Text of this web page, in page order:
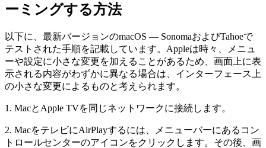
ーミングする方法
以下に、最新バージョンのmacOS — SonomaおよびTahoeで
テストされた手順を記載しています。Appleは時々、メニュ
ーや設定に小さな変更を加えることがあるため、画面上に表
示される内容がわずかに異なる場合は、インターフェース上
の小さな変更によるものと考えられます。
1. MacとApple TVを同じネットワークに接続します。
2. MacをテレビにAirPlayするには、メニューバーにあるコン
トロールセンターのアイコンをクリックします。その後、画